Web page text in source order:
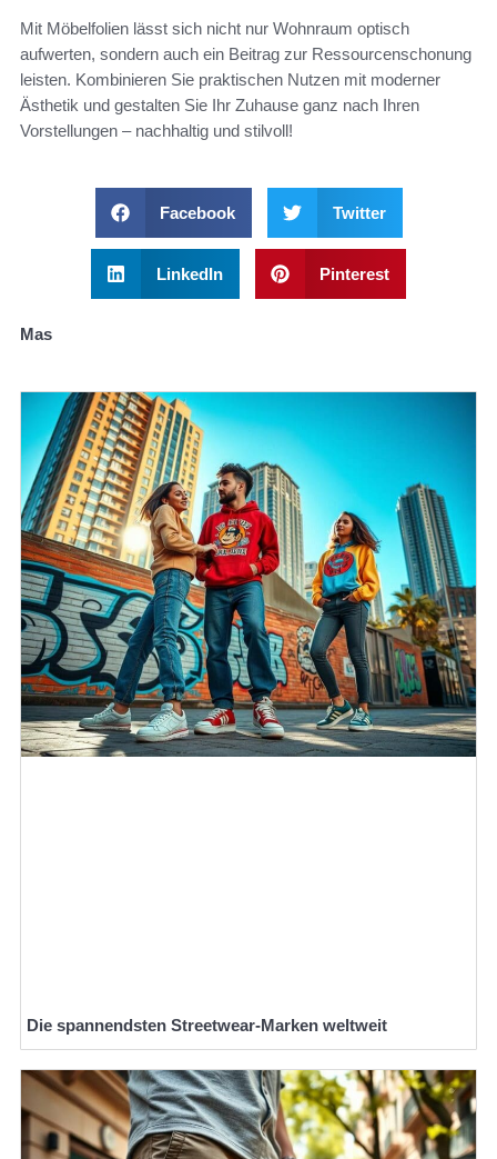
Mit Möbelfolien lässt sich nicht nur Wohnraum optisch
aufwerten, sondern auch ein Beitrag zur Ressourcenschonung
leisten. Kombinieren Sie praktischen Nutzen mit moderner
Ästhetik und gestalten Sie Ihr Zuhause ganz nach Ihren
Vorstellungen – nachhaltig und stilvoll!
Facebook Twitter
LinkedIn Pinterest
Mas
Die spannendsten Streetwear-Marken weltweit